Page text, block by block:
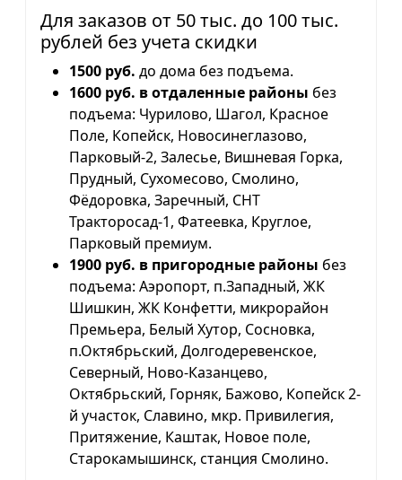
Для заказов от 50 тыс. до 100 тыс.
рублей без учета скидки
1500 руб. до дома без подъема.
1600 руб. в отдаленные районы без
подъема: Чурилово, Шагол, Красное
Поле, Копейск, Новосинеглазово,
Парковый-2, Залесье, Вишневая Горка,
Прудный, Сухомесово, Смолино,
Фёдоровка, Заречный, СНТ
Тракторосад-1, Фатеевка, Круглое,
Парковый премиум.
1900 руб. в пригородные районы без
подъема: Аэропорт, п.Западный, ЖК
Шишкин, ЖК Конфетти, микрорайон
Премьера, Белый Хутор, Сосновка,
п.Октябрьский, Долгодеревенское,
Северный, Ново-Казанцево,
Октябрьский, Горняк, Бажово, Копейск 2-
й участок, Славино, мкр. Привилегия,
Притяжение, Каштак, Новое поле,
Старокамышинск, станция Смолино.